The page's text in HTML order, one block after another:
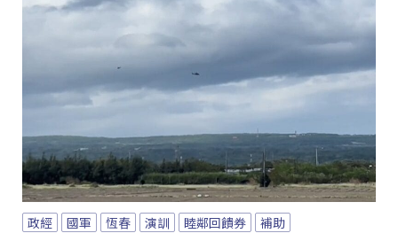
政經 國軍 恆春 演訓 睦鄰回饋券 補助